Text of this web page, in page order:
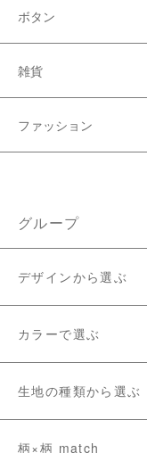
ボタン
雑貨
ファッション
グループ
デザインから選ぶ
カラーで選ぶ
生地の種類から選ぶ
柄×柄 match